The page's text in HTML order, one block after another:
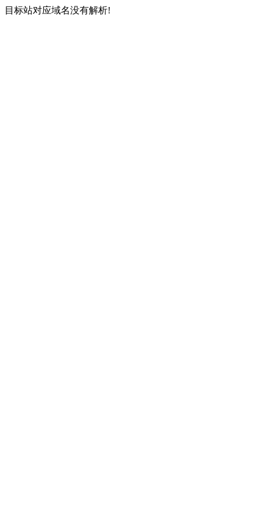
目标站对应域名没有解析!